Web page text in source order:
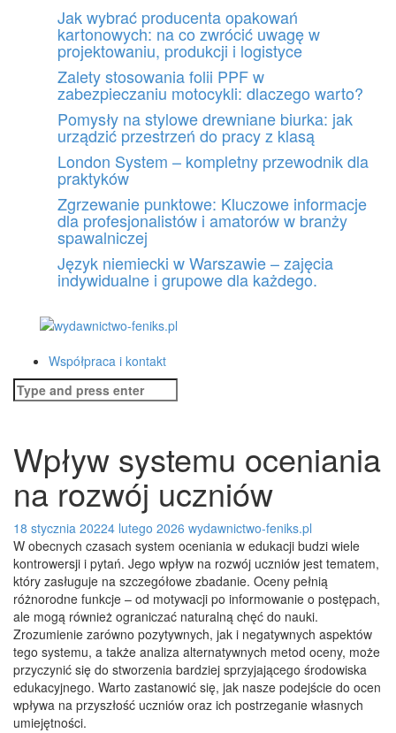
Jak wybrać producenta opakowań
kartonowych: na co zwrócić uwagę w
projektowaniu, produkcji i logistyce
Zalety stosowania folii PPF w
zabezpieczaniu motocykli: dlaczego warto?
Pomysły na stylowe drewniane biurka: jak
urządzić przestrzeń do pracy z klasą
London System – kompletny przewodnik dla
praktyków
Zgrzewanie punktowe: Kluczowe informacje
dla profesjonalistów i amatorów w branży
spawalniczej
Język niemiecki w Warszawie – zajęcia
indywidualne i grupowe dla każdego.
Współpraca i kontakt
Search
for:
Wpływ systemu oceniania
na rozwój uczniów
18 stycznia 20224 lutego 2026 wydawnictwo-feniks.pl
W obecnych czasach system oceniania w edukacji budzi wiele
kontrowersji i pytań. Jego wpływ na rozwój uczniów jest tematem,
który zasługuje na szczegółowe zbadanie. Oceny pełnią
różnorodne funkcje – od motywacji po informowanie o postępach,
ale mogą również ograniczać naturalną chęć do nauki.
Zrozumienie zarówno pozytywnych, jak i negatywnych aspektów
tego systemu, a także analiza alternatywnych metod oceny, może
przyczynić się do stworzenia bardziej sprzyjającego środowiska
edukacyjnego. Warto zastanowić się, jak nasze podejście do ocen
wpływa na przyszłość uczniów oraz ich postrzeganie własnych
umiejętności.